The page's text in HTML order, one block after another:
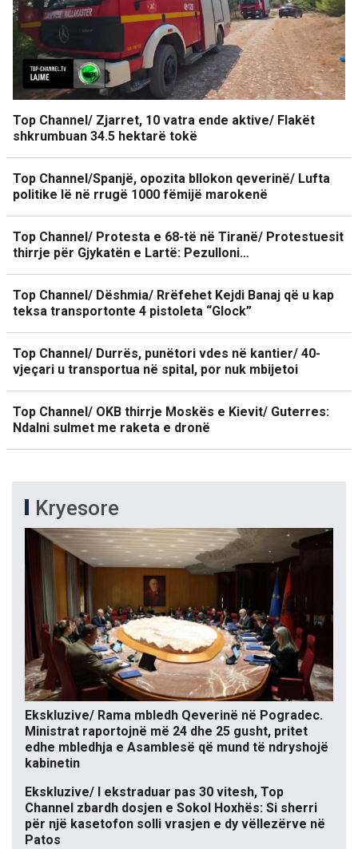
Top Channel/ Zjarret, 10 vatra ende aktive/ Flakët
shkrumbuan 34.5 hektarë tokë
Top Channel/Spanjë, opozita bllokon qeverinë/ Lufta
politike lë në rrugë 1000 fëmijë marokenë
Top Channel/ Protesta e 68-të në Tiranë/ Protestuesit
thirrje për Gjykatën e Lartë: Pezulloni…
Top Channel/ Dëshmia/ Rrëfehet Kejdi Banaj që u kap
teksa transportonte 4 pistoleta “Glock”
Top Channel/ Durrës, punëtori vdes në kantier/ 40-
vjeçari u transportua në spital, por nuk mbijetoi
Top Channel/ OKB thirrje Moskës e Kievit/ Guterres:
Ndalni sulmet me raketa e dronë
Kryesore
Ekskluzive/ Rama mbledh Qeverinë në Pogradec.
Ministrat raportojnë më 24 dhe 25 gusht, pritet
edhe mbledhja e Asamblesë që mund të ndryshojë
kabinetin
Ekskluzive/ I ekstraduar pas 30 vitesh, Top
Channel zbardh dosjen e Sokol Hoxhës: Si sherri
për një kasetofon solli vrasjen e dy vëllezërve në
Patos